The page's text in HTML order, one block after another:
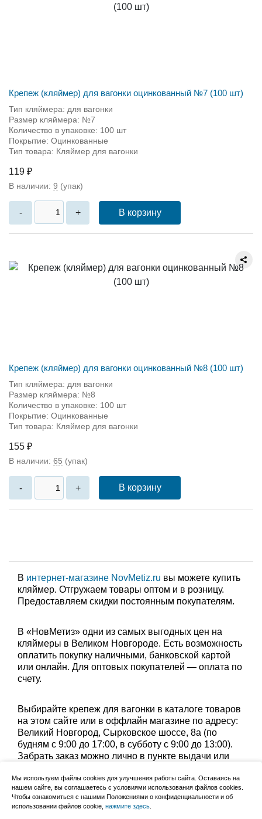
Крепеж (кляймер) для вагонки оцинкованный №7 (100 шт)
Тип кляймера: для вагонки
Размер кляймера: №7
Количество в упаковке: 100 шт
Покрытие: Оцинкованные
Тип товара: Кляймер для вагонки
119 ₽
В наличии: 9 (упак)
- + В корзину
Крепеж (кляймер) для вагонки оцинкованный №8 (100 шт)
Тип кляймера: для вагонки
Размер кляймера: №8
Количество в упаковке: 100 шт
Покрытие: Оцинкованные
Тип товара: Кляймер для вагонки
155 ₽
В наличии: 65 (упак)
- + В корзину
В интернет-магазине NovMetiz.ru вы можете купить
кляймер. Отгружаем товары оптом и в розницу.
Предоставляем скидки постоянным покупателям.
В «НовМетиз» одни из самых выгодных цен на
кляймеры в Великом Новгороде. Есть возможность
оплатить покупку наличными, банковской картой
или онлайн. Для оптовых покупателей — оплата по
счету.
Выбирайте крепеж для вагонки в каталоге товаров
на этом сайте или в оффлайн магазине по адресу:
Великий Новгород, Сырковское шоссе, 8а (по
будням с 9:00 до 17:00, в субботу с 9:00 до 13:00).
Забрать заказ можно лично в пункте выдачи или
Уточните группу товаров:кляймер оцинкованный
кляймер 5 мм
Мы используем файлы cookies для улучшения работы сайта. Оставаясь на
нашем сайте, вы соглашаетесь с условиями использования файлов cookies.
Чтобы ознакомиться с нашими Положениями о конфиденциальности и об
использовании файлов cookie, нажмите здесь